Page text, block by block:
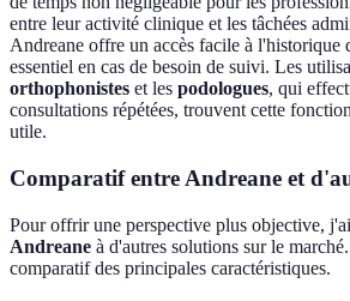
entre leur activité clinique et les tâchées
Andreane offre un accès facile à l'historique
essentiel en cas de besoin de suivi. Les
orthophonistes et les podologues, qui
consultations répétées, trouvent cette
utile.
Comparatif entre Andreane et
Pour offrir une perspective plus objective,
Andreane à d'autres solutions sur le
comparatif des principales caractéristiques.